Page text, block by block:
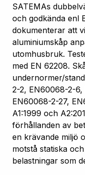
SATEMAs
och godkända enl
dokumenterar att
aluminiumskåp
utomhusbruk.
med EN 62208.
undernormer/
2-2, EN60068-2-6,
EN60068-2-27,
A1:1999 och
förhållanden av
en krävande miljö
motstå statiska
belastningar som